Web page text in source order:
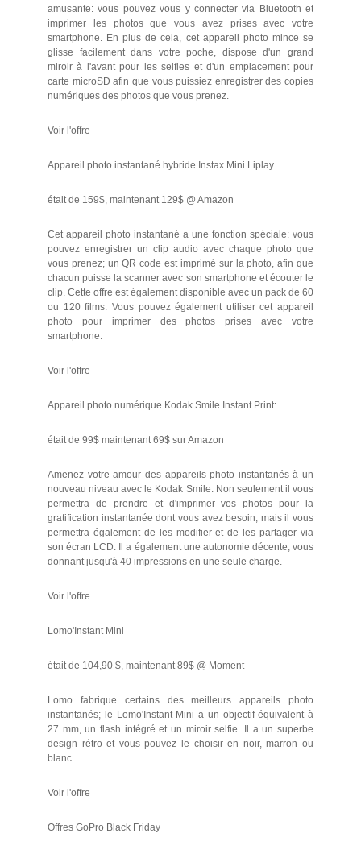
amusante: vous pouvez vous y connecter via Bluetooth et
imprimer les photos que vous avez prises avec votre
smartphone. En plus de cela, cet appareil photo mince se
glisse facilement dans votre poche, dispose d'un grand
miroir à l'avant pour les selfies et d'un emplacement pour
carte microSD afin que vous puissiez enregistrer des copies
numériques des photos que vous prenez.
Voir l'offre
Appareil photo instantané hybride Instax Mini Liplay
était de 159$, maintenant 129$ @ Amazon
Cet appareil photo instantané a une fonction spéciale: vous
pouvez enregistrer un clip audio avec chaque photo que
vous prenez; un QR code est imprimé sur la photo, afin que
chacun puisse la scanner avec son smartphone et écouter le
clip. Cette offre est également disponible avec un pack de 60
ou 120 films. Vous pouvez également utiliser cet appareil
photo pour imprimer des photos prises avec votre
smartphone.
Voir l'offre
Appareil photo numérique Kodak Smile Instant Print:
était de 99$ maintenant 69$ sur Amazon
Amenez votre amour des appareils photo instantanés à un
nouveau niveau avec le Kodak Smile. Non seulement il vous
permettra de prendre et d'imprimer vos photos pour la
gratification instantanée dont vous avez besoin, mais il vous
permettra également de les modifier et de les partager via
son écran LCD. Il a également une autonomie décente, vous
donnant jusqu'à 40 impressions en une seule charge.
Voir l'offre
Lomo'Instant Mini
était de 104,90 $, maintenant 89$ @ Moment
Lomo fabrique certains des meilleurs appareils photo
instantanés; le Lomo'Instant Mini a un objectif équivalent à
27 mm, un flash intégré et un miroir selfie. Il a un superbe
design rétro et vous pouvez le choisir en noir, marron ou
blanc.
Voir l'offre
Offres GoPro Black Friday